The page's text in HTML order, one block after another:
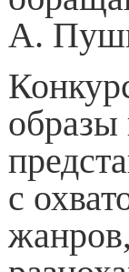
А.
с